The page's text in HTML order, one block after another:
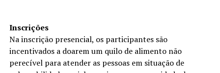
Inscrições
Na inscrição presencial, os participantes são
incentivados a doarem um quilo de alimento não
perecível para atender as pessoas em situação de